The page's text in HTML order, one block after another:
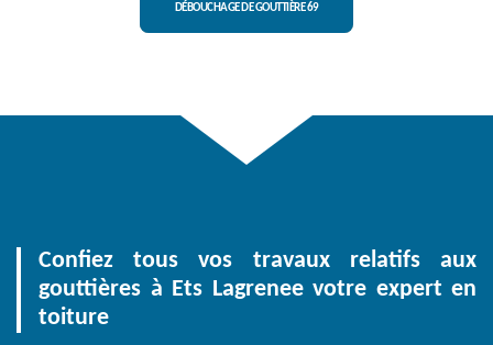
DÉBOUCHAGE DE GOUTTIÈRE 69
Confiez tous vos travaux relatifs aux
gouttières à Ets Lagrenee votre expert en
toiture